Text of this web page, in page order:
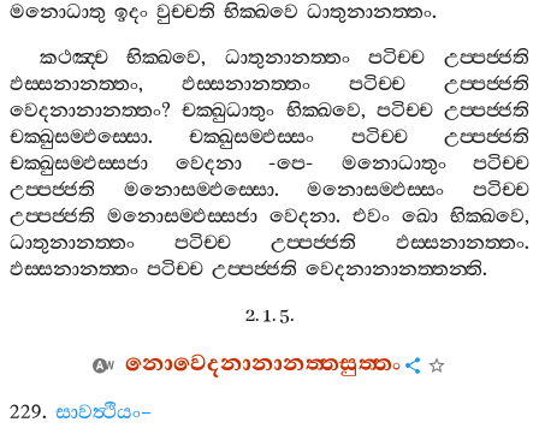
මනොධාතු ඉදං වුච‍්චති භික‍්ඛවෙ ධාතුනානත‍්තං.
කථඤ‍්ච
භික‍්ඛවෙ, ධාතුනානත‍්තං පටිච‍්ච
උප‍්පජ‍්ජති
ඵස‍්සනානත‍්තං, ඵස‍්සනානත‍්තං පටිච‍්ච
උප‍්පජ‍්ජති
වෙදනානානත‍්තං?චක‍්ඛුධාතුං භික‍්ඛවෙ, පටිච‍්ච උප‍්පජ‍්ජති
චක‍්ඛුසම‍්ඵස‍්සො.චක‍්ඛුසම‍්ඵස‍්සං පටිච‍්ච
උප‍්පජ‍්ජති
චක‍්ඛුසම‍්ඵස‍්සජා
වෙදනා-පෙ- මනොධාතුං
පටිච‍්ච
උප‍්පජ‍්ජති
මනොසම‍්ඵස‍්සො.මනොසම‍්ඵස‍්සං
පටිච‍්ච
උප‍්පජ‍්ජති මනොසම‍්ඵස‍්සජා වෙදනා. එවං ඛො භික‍්ඛවෙ,
ධාතුනානත‍්තං
පටිච‍්ච උප‍්පජ‍්ජති ඵස‍්සනානත‍්තං.
ඵස‍්සනානත‍්තං පටිච‍්ච උප‍්පජ‍්ජති වෙදනානානත‍්තන‍්ති.
2. 1. 5.
නොවෙදනානානත‍්තසුත‍්තං
229. සාවත්‍ථියං–